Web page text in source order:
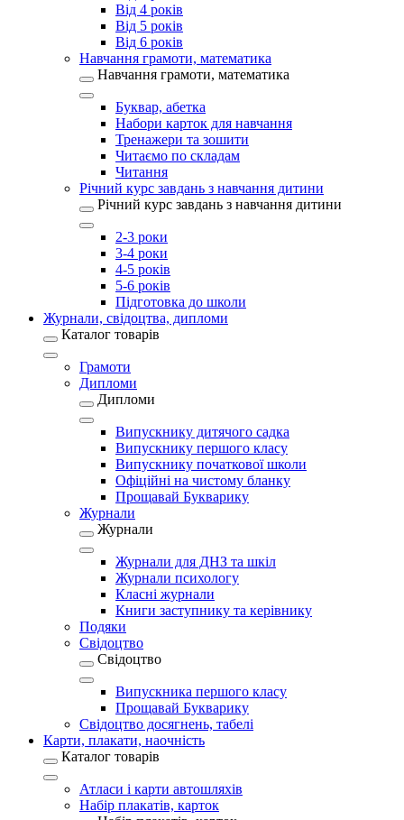
Від 4 років
Від 5 років
Від 6 років
Навчання грамоти, математика
Навчання грамоти, математика
Буквар, абетка
Набори карток для навчання
Тренажери та зошити
Читаємо по складам
Читання
Річний курс завдань з навчання дитини
Річний курс завдань з навчання дитини
2-3 роки
3-4 роки
4-5 років
5-6 років
Підготовка до школи
Журнали, свідоцтва, дипломи
Каталог товарів
Грамоти
Дипломи
Дипломи
Випускнику дитячого садка
Випускнику першого класу
Випускнику початкової школи
Офіційні на чистому бланку
Прощавай Букварику
Журнали
Журнали
Журнали для ДНЗ та шкіл
Журнали психологу
Класні журнали
Книги заступнику та керівнику
Подяки
Свідоцтво
Свідоцтво
Випускника першого класу
Прощавай Букварику
Свідоцтво досягнень, табелі
Карти, плакати, наочність
Каталог товарів
Атласи і карти автошляхів
Набір плакатів, карток